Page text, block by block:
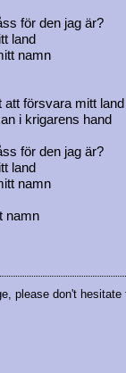
för den jag är?
land
namn
försvara mitt land
i krigarens hand
för den jag är?
land
namn
namn
please don't